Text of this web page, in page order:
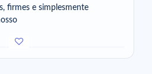
firmes e simplesmente